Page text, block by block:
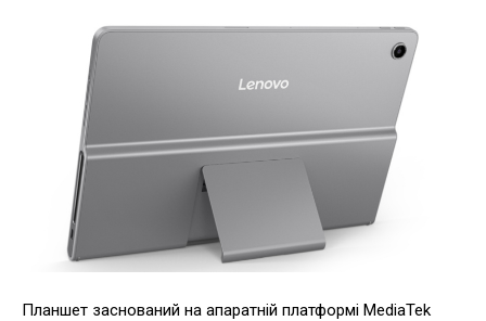
Планшет заснований на апаратній платформі MediaTek